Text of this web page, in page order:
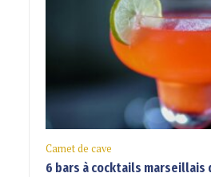
Carnet de cave
6 bars à cocktails marseillais